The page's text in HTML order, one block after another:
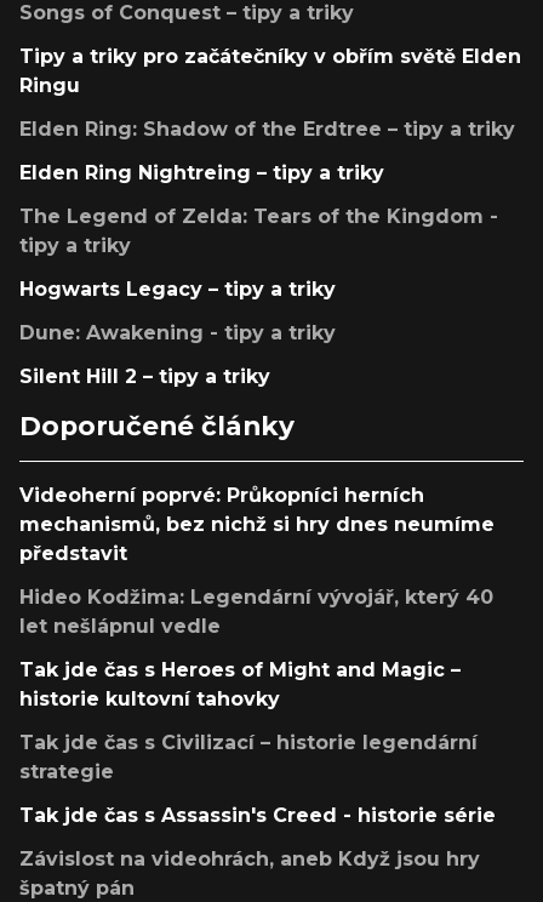
Songs of Conquest – tipy a triky
Tipy a triky pro začátečníky v obřím světě Elden
Ringu
Elden Ring: Shadow of the Erdtree – tipy a triky
Elden Ring Nightreing – tipy a triky
The Legend of Zelda: Tears of the Kingdom -
tipy a triky
Hogwarts Legacy – tipy a triky
Dune: Awakening - tipy a triky
Silent Hill 2 – tipy a triky
Doporučené články
Videoherní poprvé: Průkopníci herních
mechanismů, bez nichž si hry dnes neumíme
představit
Hideo Kodžima: Legendární vývojář, který 40
let nešlápnul vedle
Tak jde čas s Heroes of Might and Magic –
historie kultovní tahovky
Tak jde čas s Civilizací – historie legendární
strategie
Tak jde čas s Assassin's Creed - historie série
Závislost na videohrách, aneb Když jsou hry
špatný pán